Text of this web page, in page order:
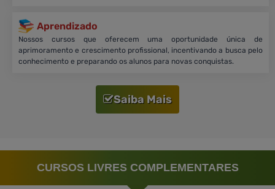
Aprendizado
Nossos cursos que oferecem uma oportunidade única de
aprimoramento e crescimento profissional, incentivando a busca pelo
conhecimento e preparando os alunos para novas conquistas.
Saiba Mais
CURSOS LIVRES COMPLEMENTARES